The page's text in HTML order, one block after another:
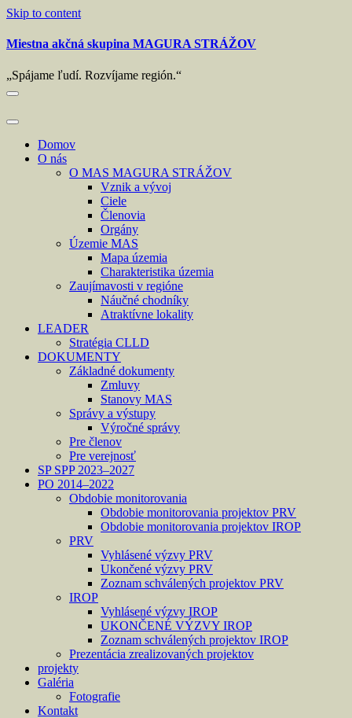
Skip to content
Miestna akčná skupina MAGURA STRÁŽOV
„Spájame ľudí. Rozvíjame región.“
Domov
O nás
O MAS MAGURA STRÁŽOV
Vznik a vývoj
Ciele
Členovia
Orgány
Územie MAS
Mapa územia
Charakteristika územia
Zaujímavosti v regióne
Náučné chodníky
Atraktívne lokality
LEADER
Stratégia CLLD
DOKUMENTY
Základné dokumenty
Zmluvy
Stanovy MAS
Správy a výstupy
Výročné správy
Pre členov
Pre verejnosť
SP SPP 2023–2027
PO 2014–2022
Obdobie monitorovania
Obdobie monitorovania projektov PRV
Obdobie monitorovania projektov IROP
PRV
Vyhlásené výzvy PRV
Ukončené výzvy PRV
Zoznam schválených projektov PRV
IROP
Vyhlásené výzvy IROP
UKONČENÉ VÝZVY IROP
Zoznam schválených projektov IROP
Prezentácia zrealizovaných projektov
projekty
Galéria
Fotografie
Kontakt